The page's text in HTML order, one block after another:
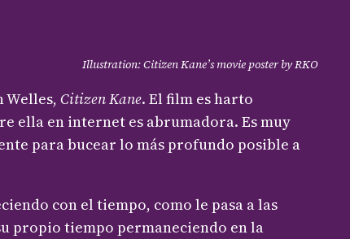
Illustration: Citizen Kane’s movie poster by RKO
Welles, Citizen Kane. El film es harto
ella en internet es abrumadora. Es muy
para bucear lo más profundo posible a
con el tiempo, como le pasa a las
propio tiempo permaneciendo en la